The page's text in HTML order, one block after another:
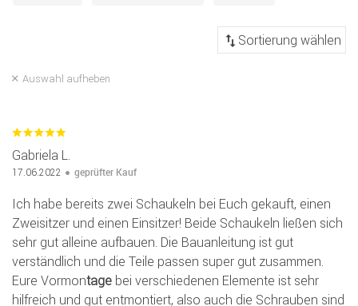
Auswahl aufheben
Gabriela L.
17.06.2022 geprüfter Kauf
Ich habe bereits zwei Schaukeln bei Euch gekauft, einen
Zweisitzer und einen Einsitzer! Beide Schaukeln ließen sich
sehr gut alleine aufbauen. Die Bauanleitung ist gut
verständlich und die Teile passen super gut zusammen.
Eure Vormontage bei verschiedenen Elemente ist sehr
hilfreich und gut entmontiert, also auch die Schrauben sind